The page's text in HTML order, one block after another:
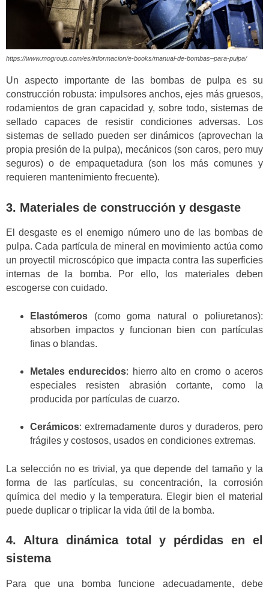
https://www.mogroup.com/es/informacion/e-books/manual-de-bombas–para-pulpa/
Un aspecto importante de las bombas de pulpa es su
construcción robusta: impulsores anchos, ejes más gruesos,
rodamientos de gran capacidad y, sobre todo, sistemas de
sellado capaces de resistir condiciones adversas. Los
sistemas de sellado pueden ser dinámicos (aprovechan la
propia presión de la pulpa), mecánicos (son caros, pero muy
seguros) o de empaquetadura (son los más comunes y
requieren mantenimiento frecuente).
3. Materiales de construcción y desgaste
El desgaste es el enemigo número uno de las bombas de
pulpa. Cada partícula de mineral en movimiento actúa como
un proyectil microscópico que impacta contra las superficies
internas de la bomba. Por ello, los materiales deben
escogerse con cuidado.
Elastómeros (como goma natural o poliuretanos):
absorben impactos y funcionan bien con partículas
finas o blandas.
Metales endurecidos: hierro alto en cromo o aceros
especiales resisten abrasión cortante, como la
producida por partículas de cuarzo.
Cerámicos: extremadamente duros y duraderos, pero
frágiles y costosos, usados en condiciones extremas.
La selección no es trivial, ya que depende del tamaño y la
forma de las partículas, su concentración, la corrosión
química del medio y la temperatura. Elegir bien el material
puede duplicar o triplicar la vida útil de la bomba.
4. Altura dinámica total y pérdidas en el
sistema
Para que una bomba funcione adecuadamente, debe